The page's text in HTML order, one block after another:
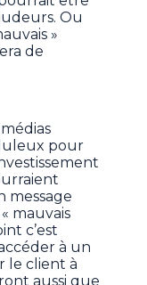
Ou
»
de
pour
message
mauvais
c’est
à un
le client à
aussi que